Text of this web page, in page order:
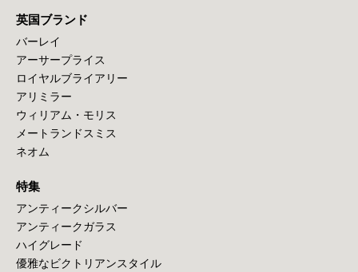
英国ブランド
バーレイ
アーサープライス
ロイヤルブライアリー
アリミラー
ウィリアム・モリス
メートランドスミス
ネオム
特集
アンティークシルバー
アンティークガラス
ハイグレード
優雅なビクトリアンスタイル